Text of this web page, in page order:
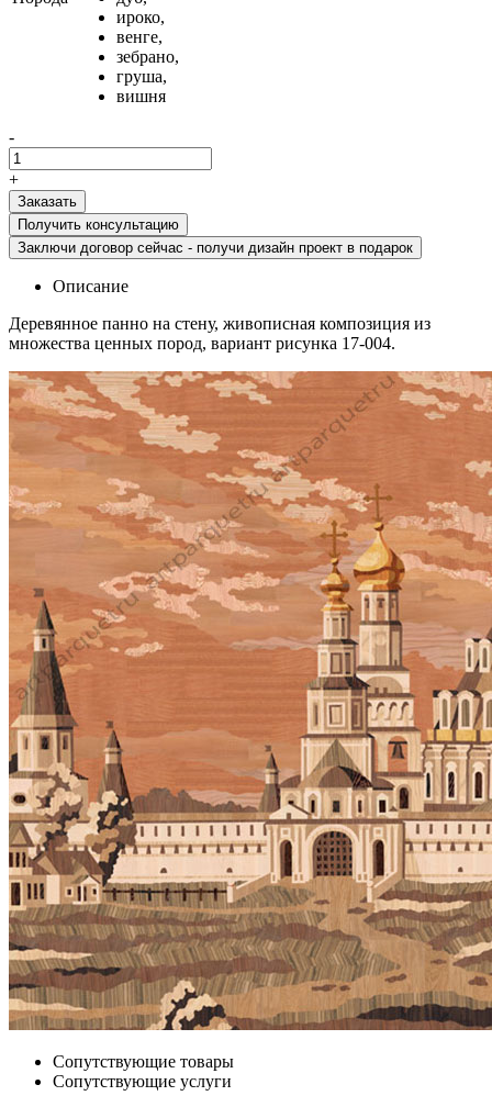
ироко,
венге,
зебрано,
груша,
вишня
-
+
Получить консультацию
Заключи договор сейчас - получи дизайн проект в подарок
Описание
Деревянное панно на стену, живописная композиция из
множества ценных пород, вариант рисунка 17-004.
Сопутствующие товары
Сопутствующие услуги